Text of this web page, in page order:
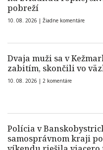
pobreží
10. 08. 2026 | Žiadne komentáre
Dvaja muži sa v
zabitím, skončili vo
10. 08. 2026 | 2 komentáre
Polícia v
samosprávnom kraji